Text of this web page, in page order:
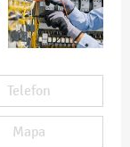
Telefon
Mapa